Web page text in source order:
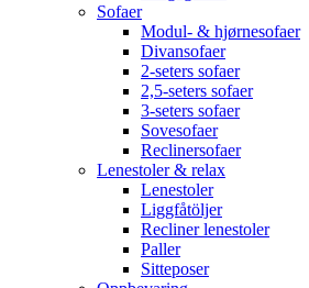
Sofaer
Modul- & hjørnesofaer
Divansofaer
2-seters sofaer
2,5-seters sofaer
3-seters sofaer
Sovesofaer
Reclinersofaer
Lenestoler & relax
Lenestoler
Liggfåtöljer
Recliner lenestoler
Paller
Sitteposer